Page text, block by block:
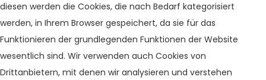
diesen werden die Cookies, die nach Bedarf kategorisiert
werden, in Ihrem Browser gespeichert, da sie für das
Funktionieren der grundlegenden Funktionen der Website
wesentlich sind. Wir verwenden auch Cookies von
Drittanbietern, mit denen wir analysieren und verstehen